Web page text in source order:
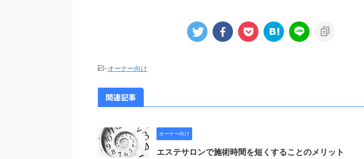
-オーナー向け
関連記事
オーナー向け
エステサロンで施術時間を短くすることのメリット